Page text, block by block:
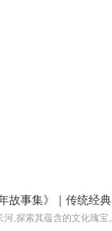
故事集》｜传统经典